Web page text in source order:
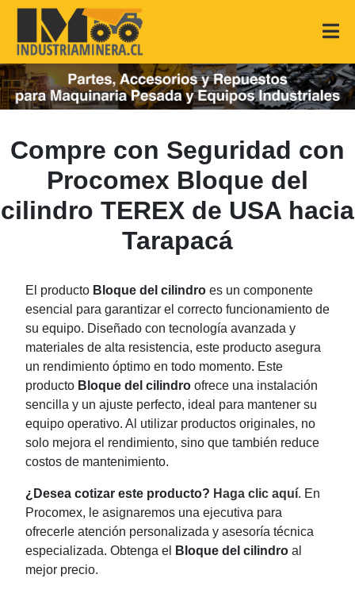
Compre con Seguridad con
Procomex Bloque del
cilindro TEREX de USA hacia
Tarapacá
El producto Bloque del cilindro es un componente
esencial para garantizar el correcto funcionamiento de
su equipo. Diseñado con tecnología avanzada y
materiales de alta resistencia, este producto asegura
un rendimiento óptimo en todo momento. Este
producto Bloque del cilindro ofrece una instalación
sencilla y un ajuste perfecto, ideal para mantener su
equipo operativo. Al utilizar productos originales, no
solo mejora el rendimiento, sino que también reduce
costos de mantenimiento.
¿Desea cotizar este producto? Haga clic aquí. En
Procomex, le asignaremos una ejecutiva para
ofrecerle atención personalizada y asesoría técnica
especializada. Obtenga el
Bloque del cilindro al
mejor precio.